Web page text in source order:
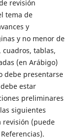
revisión
tema de
y
y no menor de
tablas,
(en Arábigo)
debe presentarse
estar
preliminares
siguientes
revisión (puede